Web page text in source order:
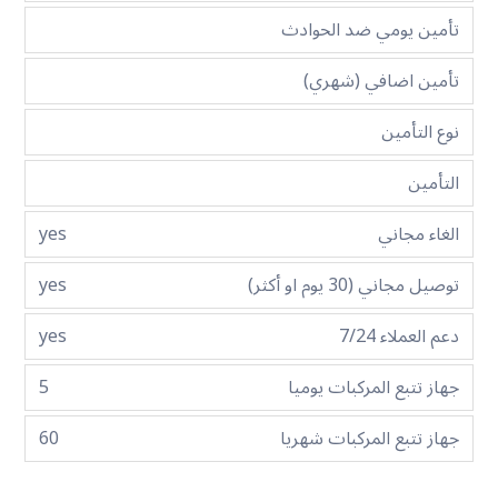
تأمين يومي ضد الحوادث
تأمين اضافي (شهري)
نوع التأمين
التأمين
الغاء مجاني
yes
توصيل مجاني (30 يوم او أكثر)
yes
دعم العملاء 7/24
yes
جهاز تتبع المركبات يوميا
5
جهاز تتبع المركبات شهريا
60